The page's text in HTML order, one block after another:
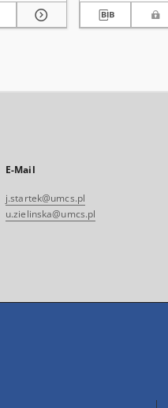
E-Mail
j.startek@umcs.pl
u.zielinska@umcs.pl